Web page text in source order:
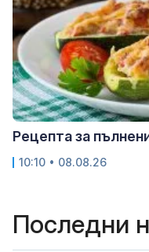
Рецепта за
10:10 • 08.08.26
Последни